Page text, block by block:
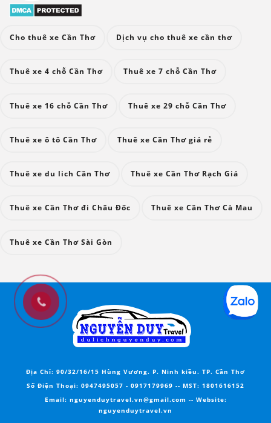
Cho thuê xe Cần Thơ Dịch vụ cho thuê xe cần thơ
Thuê xe 4 chỗ Cần Thơ Thuê xe 7 chỗ Cần Thơ
Thuê xe 16 chỗ Cần Thơ Thuê xe 29 chỗ Cần Thơ
Thuê xe ô tô Cần Thơ Thuê xe Cần Thơ giá rẻ
Thuê xe du lich Cần Thơ Thuê xe Cần Thơ Rạch Giá
Thuê xe Cần Thơ đi Châu Đốc Thuê xe Cần Thơ Cà Mau
Thuê xe Cần Thơ Sài Gòn
Địa Chỉ: 90/32/16/15 Hùng Vương. P. Ninh kiều. TP. Cần Thơ
Số Điện Thoại: 0947495057 - 0917179969 -- MST: 1801616152
Email: nguyenduytravel.vn@gmail.com -- Website:
nguyenduytravel.vn